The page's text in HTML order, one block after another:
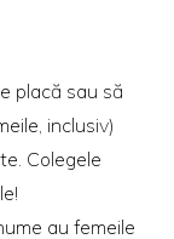
placă sau să
inclusiv)
Colegele
au femeile